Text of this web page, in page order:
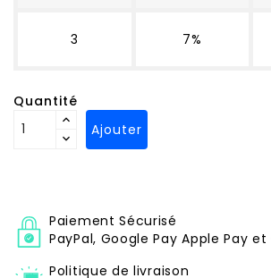
3 7%
Quantité
Ajouter
Paiement Sécurisé
PayPal, Google Pay Apple Pay
Politique de livraison